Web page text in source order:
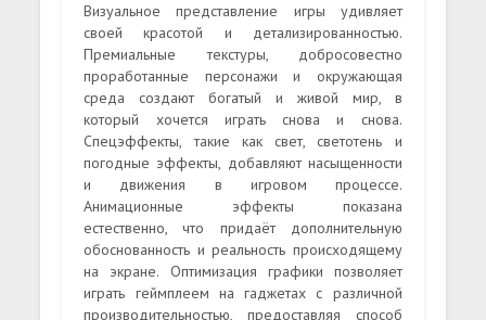
Визуальное представление игры удивляет
своей красотой и детализированностью.
Премиальные текстуры, добросовестно
проработанные персонажи и окружающая
среда создают богатый и живой мир, в
который хочется играть снова и снова.
Спецэффекты, такие как свет, светотень и
погодные эффекты, добавляют насыщенности
и движения в игровом процессе.
Анимационные эффекты показана
естественно, что придаёт дополнительную
обоснованность и реальность происходящему
на экране. Оптимизация графики позволяет
играть геймплеем на гаджетах с различной
производительностью, предоставляя способ